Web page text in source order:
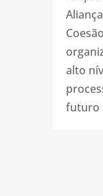
alto
futuro